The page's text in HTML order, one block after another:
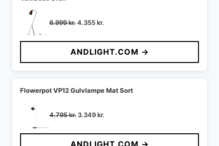
6.999kr.Den
pris
var:
6.999 kr..
4.355kr.
pris
er:
4.355 kr..
ANDLIGHT.COM →
Flowerpot VP12 Gulvlampe Mat Sort
4.795kr. Den
pris
var:
3.349kr.
pris
er:
ANDLIGHT.COM →